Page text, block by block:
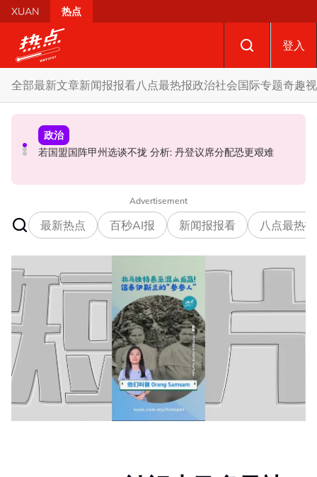
Skip to main content
XUAN 热点
登入
全部最新文章新闻报报看八点最热报政治社会国际专题奇趣
国际
AI电影沦“反面教材”？ 狮城本土电影公司国庆献礼掀网民
政治
要求安华解释为何冻结MyKHAS权限 5蓝眼议员: 改革不是
政治
若国盟国阵甲州选谈不拢 分析: 丹登议席分配恐更艰难
Advertisement
最新热点 百秒AI报 新闻报报看 八点最热报